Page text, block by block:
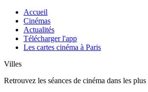
Accueil
Cinémas
Actualités
Télécharger l'app
Les cartes cinéma à Paris
Villes
Retrouvez les séances de cinéma dans les